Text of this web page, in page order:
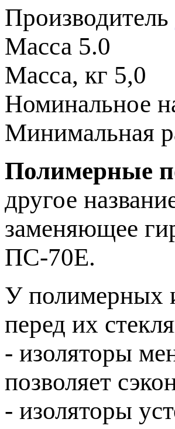
Производитель
Масса 5.0
Масса, кг 5,0
Номинальное
Минимальная
Полимерные
другое
заменяющее
ПС-70Е.
У полимерных
перед их
- изоляторы
позволяет
- изоляторы